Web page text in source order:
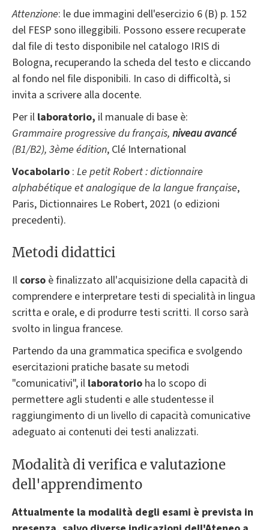
Attenzione: le due immagini dell'esercizio 6 (B) p. 152
del FESP sono illeggibili. Possono essere recuperate
dal file di testo disponibile nel catalogo IRIS di
Bologna, recuperando la scheda del testo e cliccando
al fondo nel file disponibili. In caso di difficoltà, si
invita a scrivere alla docente.
Per il laboratorio, il manuale di base è:
Grammaire progressive du français, niveau avancé
(B1/B2), 3ème édition, Clé International
Vocabolario : Le petit Robert : dictionnaire
alphabétique et analogique de la langue française,
Paris, Dictionnaires Le Robert, 2021 (o edizioni
precedenti).
Metodi didattici
Il corso è finalizzato all'acquisizione della capacità di
comprendere e interpretare testi di specialità in lingua
scritta e orale, e di produrre testi scritti. Il corso sarà
svolto in lingua francese.
Partendo da una grammatica specifica e svolgendo
esercitazioni pratiche basate su metodi
"comunicativi", il laboratorio ha lo scopo di
permettere agli studenti e alle studentesse il
raggiungimento di un livello di capacità comunicative
adeguato ai contenuti dei testi analizzati.
Modalità di verifica e valutazione
dell'apprendimento
Attualmente la modalità degli esami è prevista in